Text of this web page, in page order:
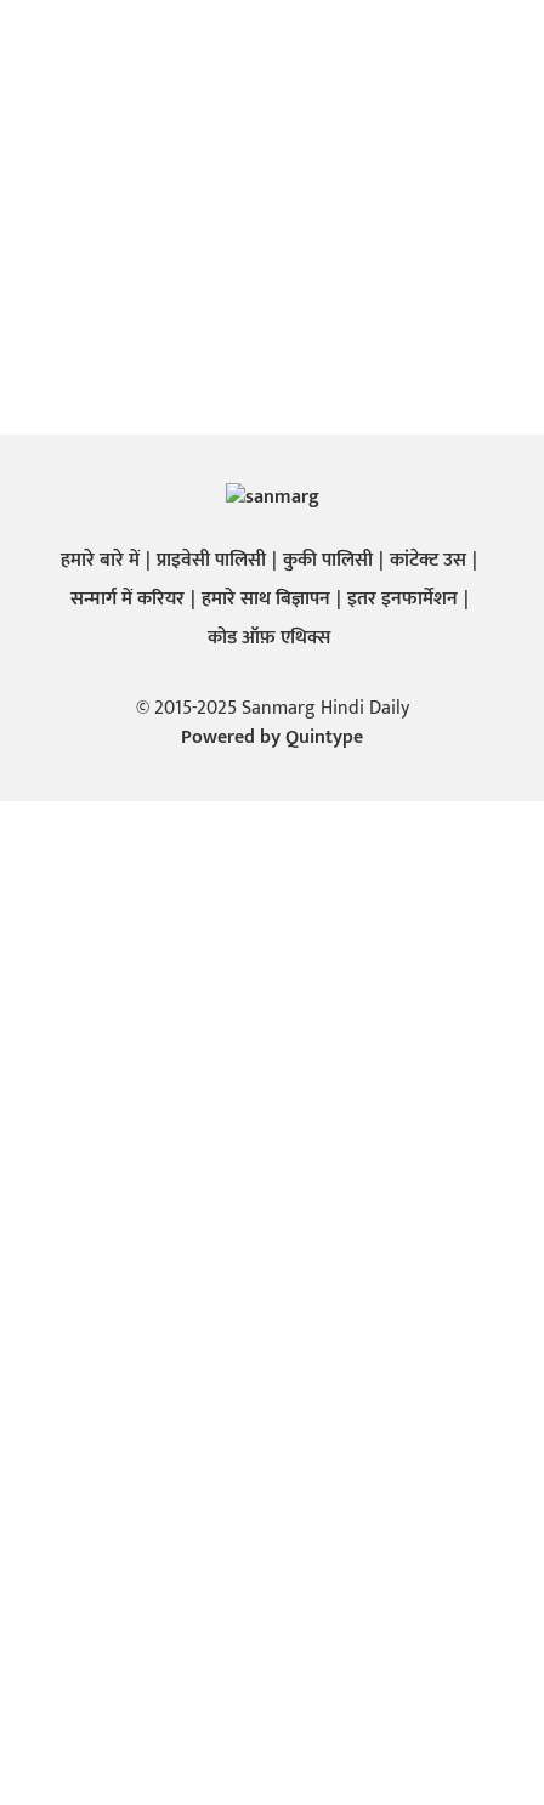
हमारे बारे में प्राइवेसी पालिसी कुकी पालिसी कांटेक्ट उस
सन्मार्ग में करियर हमारे साथ बिज्ञापन इतर इनफार्मेशन
कोड ऑफ़ एथिक्स
© 2015-2025 Sanmarg Hindi Daily
Powered byQuintype